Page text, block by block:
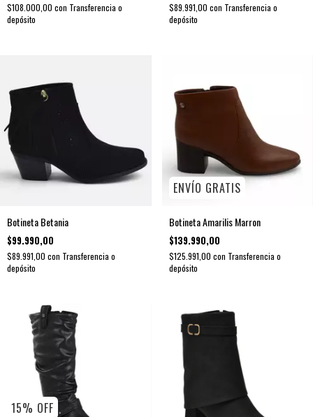
$108.000,00 con Transferencia o
depósito
$89.991,00 con Transferencia o
depósito
Botineta Betania
$99.990,00
$89.991,00 con Transferencia o
depósito
ENVÍO GRATIS
Botineta Amarilis Marron
$139.990,00
$125.991,00 con Transferencia o
depósito
15% OFF